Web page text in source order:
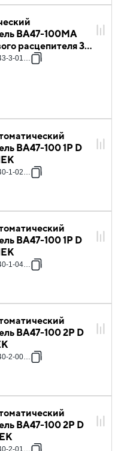
ВА47-100МА
расцепителя 3P
IEK
3-010-D
ВА47-100 1P D
1-020-D
ВА47-100 1P D
1-040-D
ВА47-100 2P D
2-006-D
ВА47-100 2P D
2-010-D